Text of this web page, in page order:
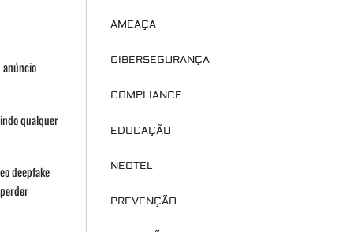
qualquer
deepfake
AMEAÇA
CIBERSEGURANÇA
COMPLIANCE
EDUCAÇÃO
NEOTEL
PREVENÇÃO